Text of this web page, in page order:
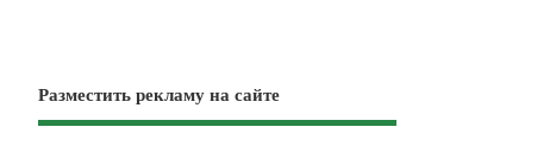
Разместить рекламу на сайте